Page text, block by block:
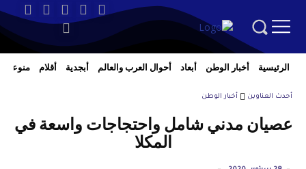
الرئيسية أخبار الوطن أبعاد أحوال العرب والعالم أبجدية أقلام منوعات
أحدث العناوين أخبار الوطن
عصيان مدني شامل واحتجاجات واسعة في
المكلا